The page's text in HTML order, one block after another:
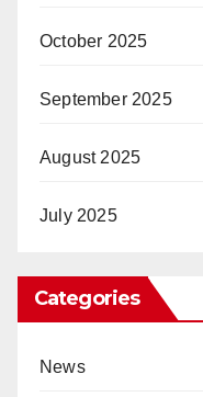
October 2025
September 2025
August 2025
July 2025
Categories
News